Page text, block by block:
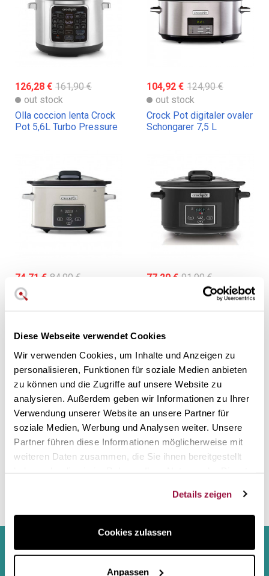
Diese Webseite verwendet Cookies
Wir verwenden Cookies, um Inhalte und Anzeigen zu
personalisieren, Funktionen für soziale Medien anbieten
zu können und die Zugriffe auf unsere Website zu
analysieren. Außerdem geben wir Informationen zu Ihrer
Verwendung unserer Website an unsere Partner für
soziale Medien, Werbung und Analysen weiter. Unsere
Partner führen diese Informationen möglicherweise mit
weiteren Daten zusammen, die Sie ihnen bereitgestellt
Details zeigen
Cookies zulassen
Anpassen
126,28 € 161,90 €
out stock
Olla coccion lenta Crock
Pot 5,6L Turbo Pressure
104,92 € 124,90 €
out stock
Crock Pot digitaler ovaler
Schongarer 7,5 L
74,71 € 84,90 €
out stock
77,20 € 91,90 €
Sign up to newsletter